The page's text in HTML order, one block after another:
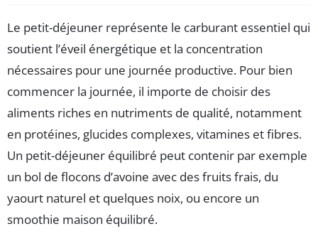
Le petit-déjeuner représente le carburant essentiel qui
soutient l’éveil énergétique et la concentration
nécessaires pour une journée productive. Pour bien
commencer la journée, il importe de choisir des
aliments riches en nutriments de qualité, notamment
en protéines, glucides complexes, vitamines et fibres.
Un petit-déjeuner équilibré peut contenir par exemple
un bol de flocons d’avoine avec des fruits frais, du
yaourt naturel et quelques noix, ou encore un
smoothie maison équilibré.